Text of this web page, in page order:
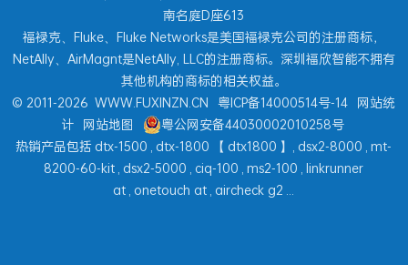
南名庭D座613
福禄克、Fluke、Fluke Networks是美国福禄克公司的注册商标，
NetAlly、AirMagnt是NetAlly, LLC的注册商标。深圳福欣智能不拥有
其他机构的商标的相关权益。
© 2011-2026 WWW.FUXINZN.CN 粤ICP备14000514号-14 网站统
计 网站地图
粤公网安备44030002010258号
热销产品包括 dtx-1500 dtx-1800 【 dtx1800 】, dsx2-8000 mt-
8200-60-kit dsx2-5000 ciq-100 ms2-100 linkrunner
at onetouch at aircheck g2